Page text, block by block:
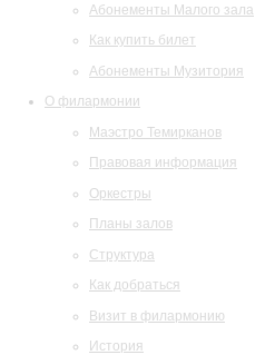
Абонементы Малого зала
Как купить билет
Абонементы Музитория
О филармонии
Маэстро Темирканов
Правовая информация
Оркестры
Планы залов
Структура
Как добраться
Визит в филармонию
История